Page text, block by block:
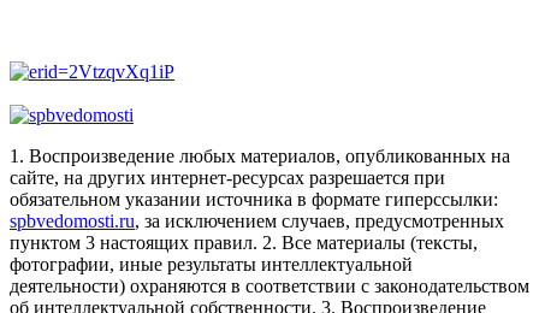
1. Воспроизведение любых материалов, опубликованных на
сайте, на других интернет-ресурсах разрешается при
обязательном указании источника в формате гиперссылки:
spbvedomosti.ru, за исключением случаев, предусмотренных
пунктом 3 настоящих правил. 2. Все материалы (тексты,
фотографии, иные результаты интеллектуальной
деятельности) охраняются в соответствии с законодательством
об интеллектуальной собственности. 3. Воспроизведение